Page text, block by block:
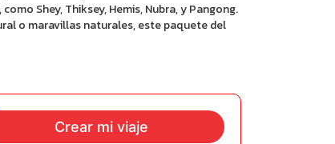
Shey, Thiksey, Hemis, Nubra, y Pangong.
o maravillas naturales, este paquete del
Crear mi viaje